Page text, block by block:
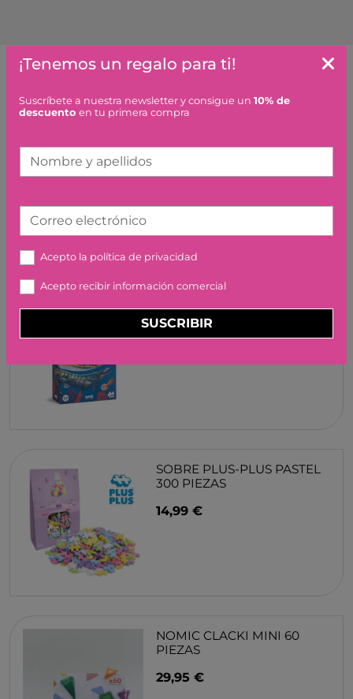
Artículos similares o que combinan
24,99 €
DINOSAURS LONDJI
SOBRE PLUS-PLUS PASTEL
300 PIEZAS
14,99 €
NOMIC CLACKI MINI 60
PIEZAS
29,95 €
¡Tenemos un regalo para ti!
Suscríbete a nuestra newsletter y consigue un 10% de
descuento en tu primera compra
Nombre y apellidos
Correo electrónico
Acepto la política de privacidad
Acepto recibir información comercial
SUSCRIBIR